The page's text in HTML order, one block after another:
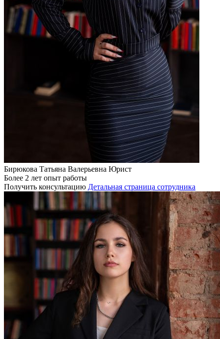
Бирюкова Татьяна Валерьевна Юрист
Более 2 лет опыт работы
Получить консультацию Детальная страница сотрудника